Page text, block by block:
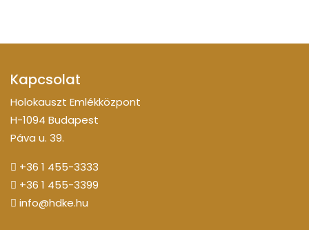
Kapcsolat
Holokauszt Emlékközpont
H-1094 Budapest
Páva u. 39.
+36 1 455-3333
+36 1 455-3399
info@hdke.hu